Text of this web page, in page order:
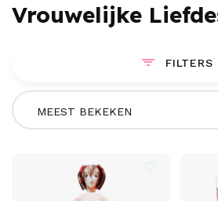
Vrouwelijke
FILTERS
MEEST BEKEKEN